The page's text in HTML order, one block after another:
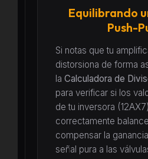
Equilibrando
Push-
Si notas que tu
distorsiona de forma
la Calculadora de
para verificar si los
de tu inversora
correctamente
compensar la
señal pura a las